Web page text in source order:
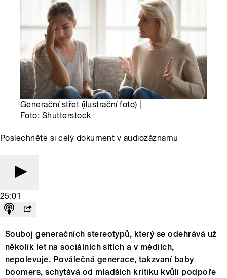
Generační střet (ilustrační foto) |
Foto: Shutterstock
Poslechněte si celý dokument v audiozáznamu
25:01
Souboj generačních stereotypů, který se odehrává už
několik let na sociálních sítích a v médiích,
nepolevuje. Poválečná generace, takzvaní baby
boomers, schytává od mladších kritiku kvůli podpoře